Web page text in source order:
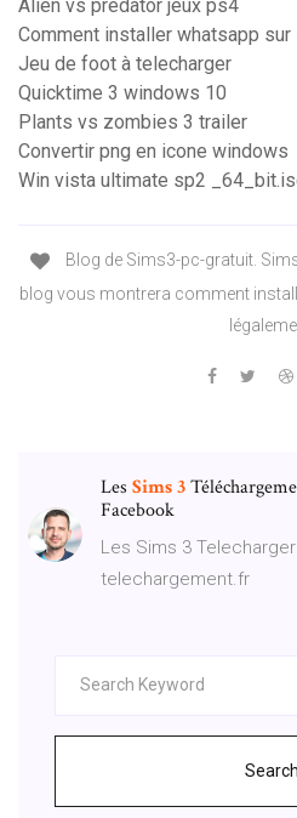
Alien vs predator jeux ps4
Comment installer whatsapp sur
Jeu de foot à telecharger
Quicktime 3 windows 10
Plants vs zombies 3 trailer
Convertir png en icone windows
Win vista ultimate sp2
Blog de Sims3-pc-gratuit.
blog vous montrera comment
Les Sims3
Facebook
Les Sims 3
telechargement.fr
Search